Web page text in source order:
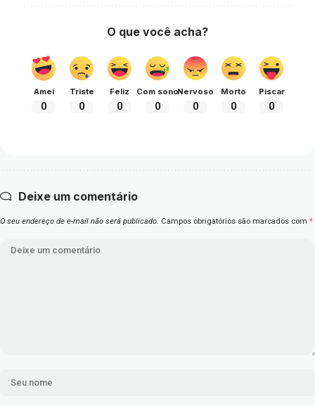
O que você acha?
Amei
0
Triste
0
Feliz
0
Com sono
0
Nervoso
0
Morto
0
Piscar
0
Deixe um comentário
O seu endereço de e-mail não será publicado. Campos obrigatórios são marcados com *